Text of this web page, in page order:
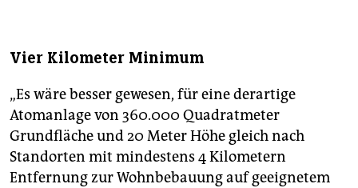
Vier Kilometer Minimum
„Es wäre besser gewesen, für eine derartige
Atomanlage von 360.000 Quadratmeter
Grundfläche und 20 Meter Höhe gleich nach
Standorten mit mindestens 4 Kilometern
Entfernung zur Wohnbebauung auf geeignetem